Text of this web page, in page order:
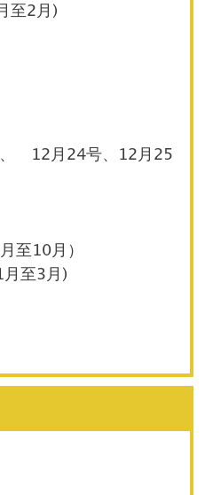
2月)
12月24号、12月25
10月）
至3月)